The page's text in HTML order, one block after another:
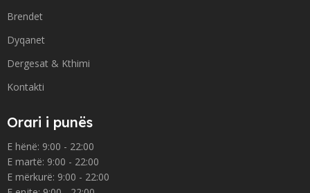
Brendet
Dyqanet
Dergesat & Kthimi
Kontakti
Orari i punës
E hënë: 9:00 - 22:00
E martë: 9:00 - 22:00
E mërkurë: 9:00 - 22:00